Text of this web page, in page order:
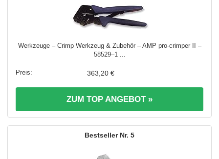
Werkzeuge – Crimp Werkzeug & Zubehör – AMP pro-crimper II –
58529–1 ...
363,20 €
ZUM TOP ANGEBOT »
5